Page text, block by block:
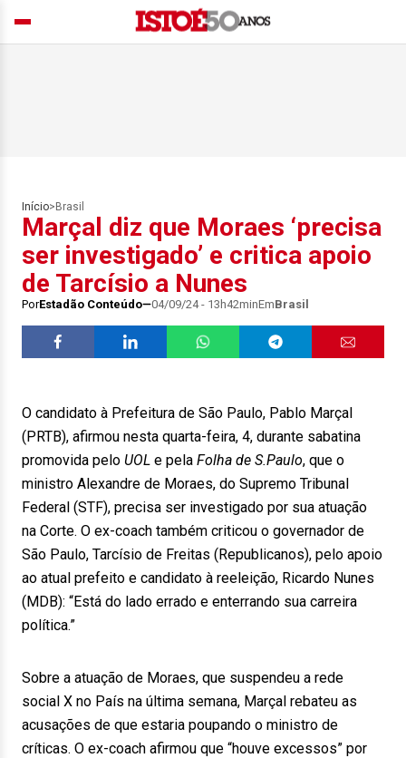
Início> Brasil
Marçal diz que Moraes ‘precisa
ser investigado’ e critica apoio
de Tarcísio a Nunes
PorEstadão Conteúdo 04/09/24 - 13h42minEmBrasil
O candidato à Prefeitura de São Paulo, Pablo Marçal
(PRTB), afirmou nesta quarta-feira, 4, durante sabatina
promovida pelo UOL e pela Folha de S.Paulo, que o
ministro Alexandre de Moraes, do Supremo Tribunal
Federal (STF), precisa ser investigado por sua atuação
na Corte. O ex-coach também criticou o governador de
São Paulo, Tarcísio de Freitas (Republicanos), pelo apoio
ao atual prefeito e candidato à reeleição, Ricardo Nunes
(MDB): “Está do lado errado e enterrando sua carreira
política.”
Sobre a atuação de Moraes, que suspendeu a rede
social X no País na última semana, Marçal rebateu as
acusações de que estaria poupando o ministro de
críticas. O ex-coach afirmou que “houve excessos” por